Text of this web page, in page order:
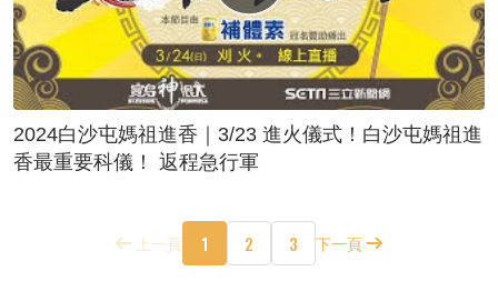
2024白沙屯媽祖進香｜3/23 進火儀式！白沙屯媽祖進
香最重要科儀！ 返程急行軍
上一頁 1 2 3 下一頁